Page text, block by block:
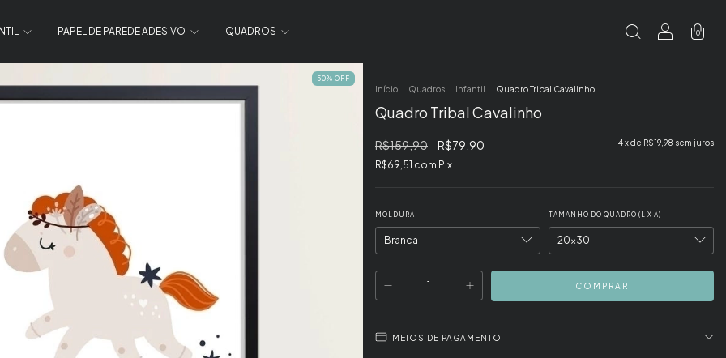
PAPEL DE PAREDE ADESIVO QUADROS 0
50% OFF
Início Quadros Infantil Quadro Tribal Cavalinho
Quadro Tribal Cavalinho
R$159,90 R$79,90 4x de R$19,98 sem juros
R$69,51 com Pix
MOLDURA TAMANHO DO QUADRO (L X A)
MEIOS DE PAGAMENTO